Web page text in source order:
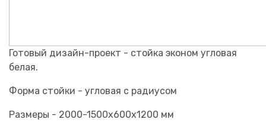
Готовый дизайн-проект - стойка эконом угловая
белая.
Форма стойки - угловая с радиусом
Размеры - 2000-1500х600х1200 мм